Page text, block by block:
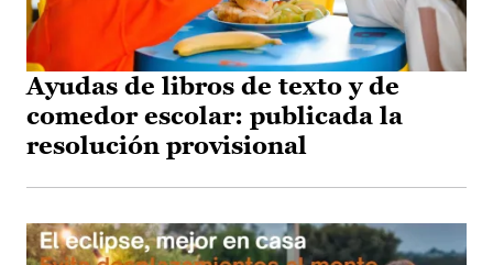
Ayudas de libros de texto y de
comedor escolar: publicada la
resolución provisional